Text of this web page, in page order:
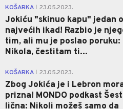
KOŠARKA 23.05.2023.
Jokiću "skinuo kapu" jedan
najvećih ikad! Razbio je
tim, ali mu je poslao poruku:
Nikola, čestitam ti...
KOŠARKA 23.05.2023.
Zbog Jokića je i Lebron
prizna! MONDO podkast
lična: Nikoli možeš samo da